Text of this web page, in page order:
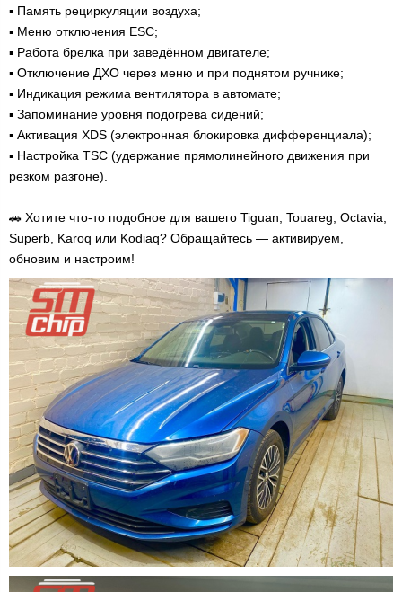
▪️ Память рециркуляции воздуха;
▪️ Меню отключения ESC;
▪️ Работа брелка при заведённом двигателе;
▪️ Отключение ДХО через меню и при поднятом ручнике;
▪️ Индикация режима вентилятора в автомате;
▪️ Запоминание уровня подогрева сидений;
▪️ Активация XDS (электронная блокировка дифференциала);
▪️ Настройка TSC (удержание прямолинейного движения при
резком разгоне).
🚗 Хотите что-то подобное для вашего Tiguan, Touareg, Octavia,
Superb, Karoq или Kodiaq? Обращайтесь — активируем,
обновим и настроим!